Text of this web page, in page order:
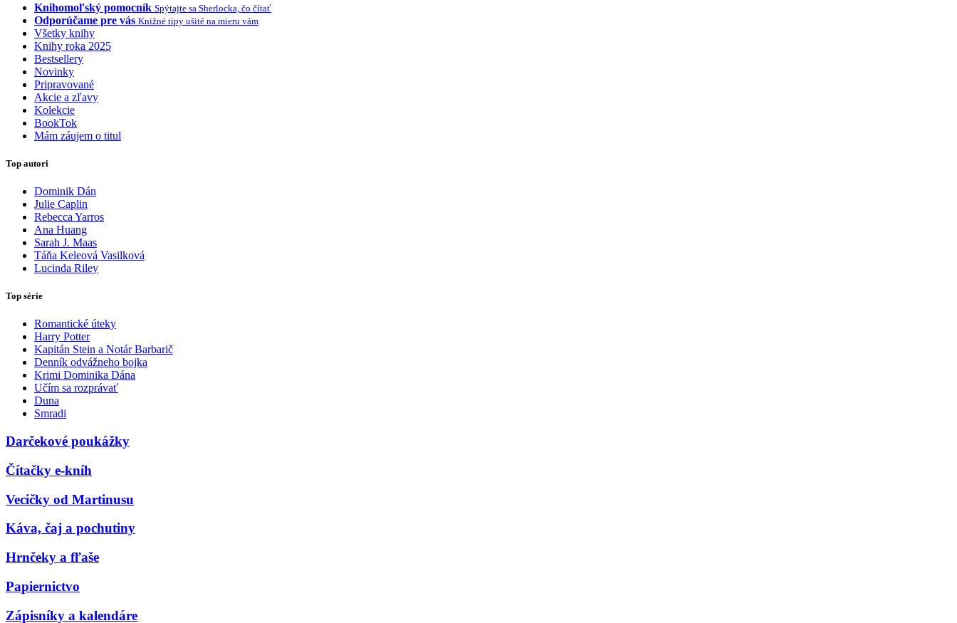
Knihomoľský pomocník Spýtajte sa Sherlocka, čo čítať
Odporúčame pre vás Knižné tipy ušité na mieru vám
Všetky knihy
Knihy roka 2025
Bestsellery
Novinky
Pripravované
Akcie a zľavy
Kolekcie
BookTok
Mám záujem o titul
Top autori
Dominik Dán
Julie Caplin
Rebecca Yarros
Ana Huang
Sarah J. Maas
Táňa Keleová Vasilková
Lucinda Riley
Top série
Romantické úteky
Harry Potter
Kapitán Stein a Notár Barbarič
Denník odvážneho bojka
Krimi Dominika Dána
Učím sa rozprávať
Duna
Smradi
Darčekové poukážky
Čítačky e-kníh
Vecičky od Martinusu
Káva, čaj a pochutiny
Hrnčeky a fľaše
Papiernictvo
Zápisníky a kalendáre